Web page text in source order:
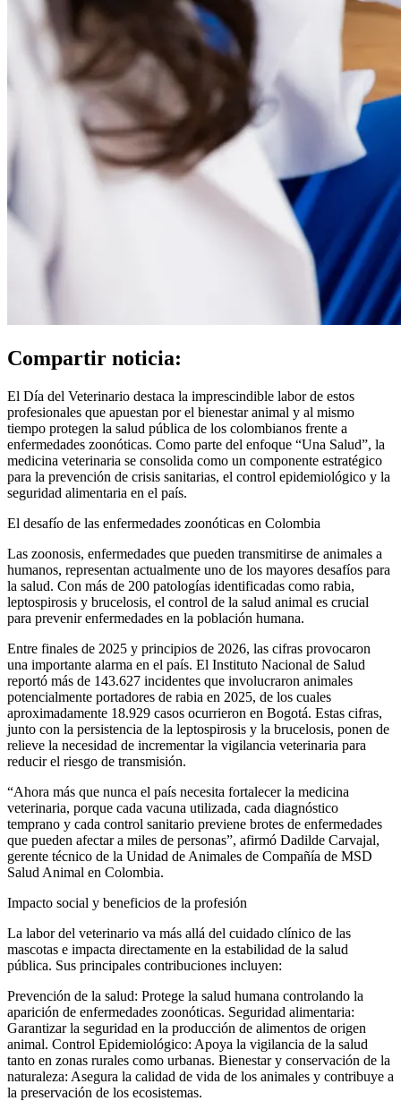
Compartir noticia:
El Día del Veterinario destaca la imprescindible labor de estos
profesionales que apuestan por el bienestar animal y al mismo
tiempo protegen la salud pública de los colombianos frente a
enfermedades zoonóticas. Como parte del enfoque “Una Salud”, la
medicina veterinaria se consolida como un componente estratégico
para la prevención de crisis sanitarias, el control epidemiológico y la
seguridad alimentaria en el país.
El desafío de las enfermedades zoonóticas en Colombia
Las zoonosis, enfermedades que pueden transmitirse de animales a
humanos, representan actualmente uno de los mayores desafíos para
la salud. Con más de 200 patologías identificadas como rabia,
leptospirosis y brucelosis, el control de la salud animal es crucial
para prevenir enfermedades en la población humana.
Entre finales de 2025 y principios de 2026, las cifras provocaron
una importante alarma en el país. El Instituto Nacional de Salud
reportó más de 143.627 incidentes que involucraron animales
potencialmente portadores de rabia en 2025, de los cuales
aproximadamente 18.929 casos ocurrieron en Bogotá. Estas cifras,
junto con la persistencia de la leptospirosis y la brucelosis, ponen de
relieve la necesidad de incrementar la vigilancia veterinaria para
reducir el riesgo de transmisión.
“Ahora más que nunca el país necesita fortalecer la medicina
veterinaria, porque cada vacuna utilizada, cada diagnóstico
temprano y cada control sanitario previene brotes de enfermedades
que pueden afectar a miles de personas”, afirmó Dadilde Carvajal,
gerente técnico de la Unidad de Animales de Compañía de MSD
Salud Animal en Colombia.
Impacto social y beneficios de la profesión
La labor del veterinario va más allá del cuidado clínico de las
mascotas e impacta directamente en la estabilidad de la salud
pública. Sus principales contribuciones incluyen:
Prevención de la salud: Protege la salud humana controlando la
aparición de enfermedades zoonóticas. Seguridad alimentaria:
Garantizar la seguridad en la producción de alimentos de origen
animal. Control Epidemiológico: Apoya la vigilancia de la salud
tanto en zonas rurales como urbanas. Bienestar y conservación de la
naturaleza: Asegura la calidad de vida de los animales y contribuye a
la preservación de los ecosistemas.